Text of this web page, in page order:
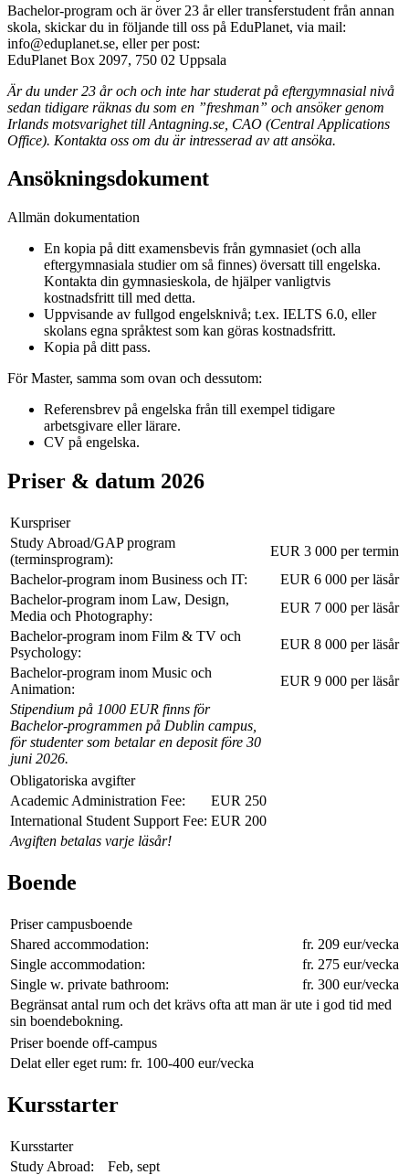
Bachelor-program och är över 23 år eller transferstudent från annan
skola, skickar du in följande till oss på EduPlanet, via mail:
info@eduplanet.se, eller per post:
EduPlanet Box 2097, 750 02 Uppsala
Är du under 23 år och och inte har studerat på eftergymnasial nivå
sedan tidigare räknas du som en ”freshman” och ansöker genom
Irlands motsvarighet till Antagning.se, CAO (Central Applications
Office). Kontakta oss om du är intresserad av att ansöka.
Ansökningsdokument
Allmän dokumentation
En kopia på ditt examensbevis från gymnasiet (och alla
eftergymnasiala studier om så finnes) översatt till engelska.
Kontakta din gymnasieskola, de hjälper vanligtvis
kostnadsfritt till med detta.
Uppvisande av fullgod engelsknivå; t.ex. IELTS 6.0, eller
skolans egna språktest som kan göras kostnadsfritt.
Kopia på ditt pass.
För Master, samma som ovan och dessutom:
Referensbrev på engelska från till exempel tidigare
arbetsgivare eller lärare.
CV på engelska.
Priser & datum 2026
Kurspriser
Study Abroad/GAP program
(terminsprogram):
EUR 3 000 per termin
Bachelor-program inom Business och IT:
EUR 6 000 per läsår
Bachelor-program inom Law, Design,
Media och Photography:
EUR 7 000 per läsår
Bachelor-program inom Film & TV och
Psychology:
EUR 8 000 per läsår
Bachelor-program inom Music och
Animation:
EUR 9 000 per läsår
Stipendium på 1000 EUR finns för
Bachelor-programmen på Dublin campus,
för studenter som betalar en deposit före 30
juni 2026.
Obligatoriska avgifter
Academic Administration Fee:
EUR 250
International Student Support Fee: EUR 200
Avgiften betalas varje läsår!
Boende
Priser campusboende
Shared accommodation:
fr. 209 eur/vecka
Single accommodation:
fr. 275 eur/vecka
Single w. private bathroom:
fr. 300 eur/vecka
Begränsat antal rum och det krävs ofta att man är ute i god tid med
sin boendebokning.
Priser boende off-campus
Delat eller eget rum: fr. 100-400 eur/vecka
Kursstarter
Kursstarter
Study Abroad:
Feb, sept